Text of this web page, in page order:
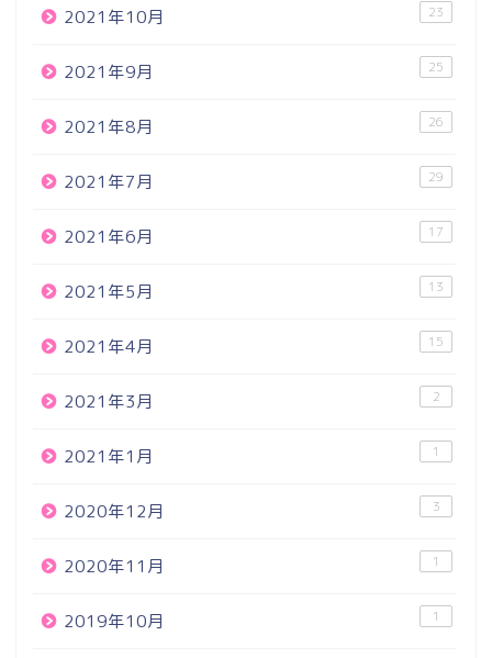
2021年10月 23
2021年9月 25
2021年8月 26
2021年7月 29
2021年6月 17
2021年5月 13
2021年4月 15
2021年3月 2
2021年1月 1
2020年12月 3
2020年11月 1
2019年10月 1